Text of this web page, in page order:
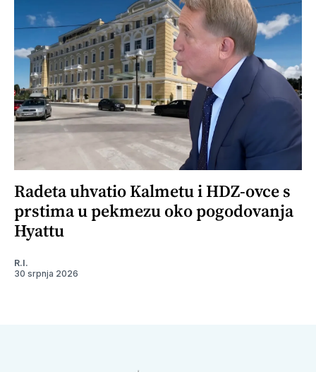
Radeta uhvatio Kalmetu i HDZ-ovce s
prstima u pekmezu oko pogodovanja
Hyattu
R.I.
30 srpnja 2026